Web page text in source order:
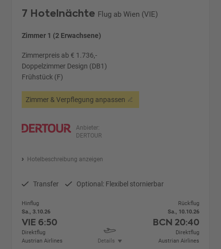
7 Hotelnächte Flug ab Wien (VIE)
Zimmer 1 (2 Erwachsene)
Zimmerpreis ab € 1.736,-
Doppelzimmer Design (DB1)
Frühstück (F)
Zimmer & Verpflegung anpassen
Anbieter:
DERTOUR
Hotelbeschreibung anzeigen
Transfer Optional: Flexibel stornierbar
Hinflug
Sa., 3.10.26
VIE 6:50
Direktflug
Austrian Airlines
Details
Rückflug
Sa., 10.10.26
BCN 20:40
Direktflug
Austrian Airlines